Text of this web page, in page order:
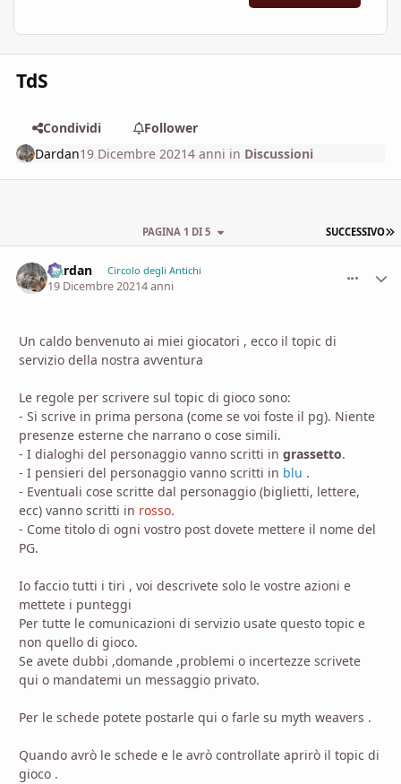
TdS
Condividi
Follower
Dardan19 Dicembre 20214 anni in Discussioni
SUCCESSIVO
PAGINA 1 DI 5
Dardan Circolo degli Antichi
19 Dicembre 20214 anni
Un caldo benvenuto ai miei giocatori , ecco il topic di
servizio della nostra avventura
Le regole per scrivere sul topic di gioco sono:
- Si scrive in prima persona (come se voi foste il pg). Niente
presenze esterne che narrano o cose simili.
- I dialoghi del personaggio vanno scritti in grassetto.
- I pensieri del personaggio vanno scritti in blu .
- Eventuali cose scritte dal personaggio (biglietti, lettere,
ecc) vanno scritti in rosso.
- Come titolo di ogni vostro post dovete mettere il nome del
PG.
Io faccio tutti i tiri , voi descrivete solo le vostre azioni e
mettete i punteggi
Per tutte le comunicazioni di servizio usate questo topic e
non quello di gioco.
Se avete dubbi ,domande ,problemi o incertezze scrivete
qui o mandatemi un messaggio privato.
Per le schede potete postarle qui o farle su myth weavers .
Quando avrò le schede e le avrò controllate aprirò il topic di
gioco .